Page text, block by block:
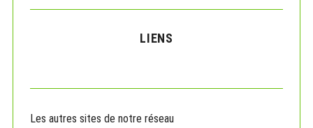
r
r
C
LIENS
Les autres sites de notre réseau